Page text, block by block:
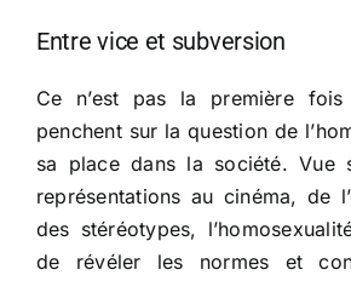
Entre vice et subversion
Ce n’est pas la première
penchent sur la question de
sa place dans la société. Vue
représentations au cinéma, de
des stéréotypes,
de révéler les normes et